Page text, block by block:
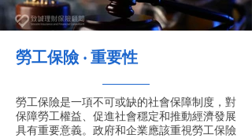
勞工保險 ‧ 重要性
勞工保險是一項不可或缺的社會保障制度，對
保障勞工權益、促進社會穩定和推動經濟發展
具有重要意義。政府和企業應該重視勞工保險